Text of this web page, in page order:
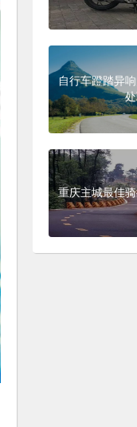
自行车蹬踏异
重庆主城最佳